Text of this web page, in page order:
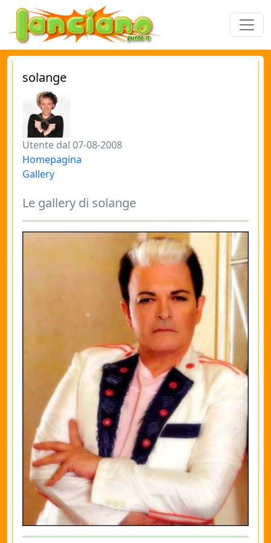
solange
Utente dal 07-08-2008
Homepagina
Gallery
Le gallery di solange